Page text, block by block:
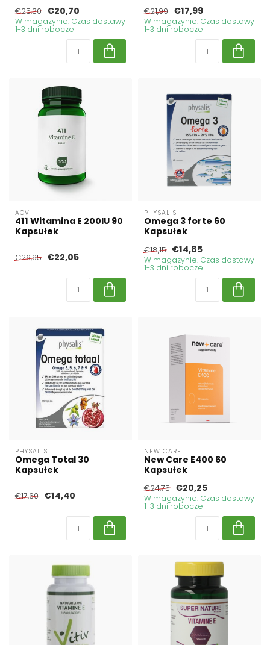
€25,30 €20,70
W magazynie. Czas dostawy
1-3 dni robocze
€21,99 €17,99
W magazynie. Czas dostawy
1-3 dni robocze
AOV
411 Witamina E 200IU 90
Kapsułek
€26,95 €22,05
PHYSALIS
Omega 3 forte 60
Kapsułek
€18,15 €14,85
W magazynie. Czas dostawy
1-3 dni robocze
PHYSALIS
Omega Total 30
Kapsułek
€17,60 €14,40
NEW CARE
New Care E400 60
Kapsułek
€24,75 €20,25
W magazynie. Czas dostawy
1-3 dni robocze